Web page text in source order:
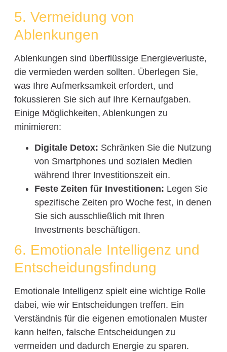
5. Vermeidung von
Ablenkungen
Ablenkungen sind überflüssige Energieverluste,
die vermieden werden sollten. Überlegen Sie,
was Ihre Aufmerksamkeit erfordert, und
fokussieren Sie sich auf Ihre Kernaufgaben.
Einige Möglichkeiten, Ablenkungen zu
minimieren:
Digitale Detox: Schränken Sie die Nutzung
von Smartphones und sozialen Medien
während Ihrer Investitionszeit ein.
Feste Zeiten für Investitionen: Legen Sie
spezifische Zeiten pro Woche fest, in denen
Sie sich ausschließlich mit Ihren
Investments beschäftigen.
6. Emotionale Intelligenz und
Entscheidungsfindung
Emotionale Intelligenz spielt eine wichtige Rolle
dabei, wie wir Entscheidungen treffen. Ein
Verständnis für die eigenen emotionalen Muster
kann helfen, falsche Entscheidungen zu
vermeiden und dadurch Energie zu sparen.